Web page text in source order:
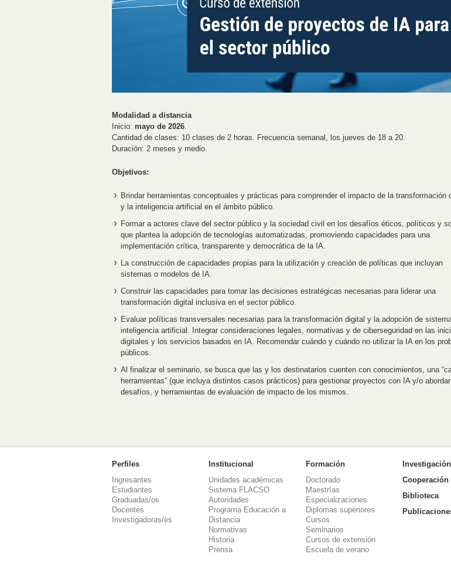
Modalidad a distancia
Inicio: mayo de 2026.
Cantidad de clases: 10 clases de 2 horas. Frecuencia semanal, los jueves de 18 a 20.
Duración: 2 meses y medio.
Objetivos:
Brindar herramientas conceptuales y prácticas para comprender el impacto de la transformación
y la inteligencia artificial en el ámbito público.
Formar a actores clave del sector público y la sociedad civil en los desafíos éticos, políticos y
que plantea la adopción de tecnologías automatizadas, promoviendo capacidades para una
implementación crítica, transparente y democrática de la IA.
La construcción de capacidades propias para la utilización y creación de políticas que incluyan
sistemas o modelos de IA.
Construir las capacidades para tomar las decisiones estratégicas necesarias para liderar una
transformación digital inclusiva en el sector público.
Evaluar políticas transversales necesarias para la transformación digital y la adopción de
inteligencia artificial. Integrar consideraciones legales, normativas y de ciberseguridad en las
digitales y los servicios basados en IA. Recomendar cuándo y cuándo no utilizar la IA en los
públicos.
Al finalizar el seminario, se busca que las y los destinatarios cuenten con conocimientos, una
herramientas” (que incluya distintos casos prácticos) para gestionar proyectos con IA y/o
desafíos, y herramientas de evaluación de impacto de los mismos.
Perfiles
Ingresantes
Estudiantes
Graduadas/os
Docentes
Investigadoras/es
Institucional
Unidades académicas
Sistema FLACSO
Autoridades
Programa Educación a
Distancia
Normativas
Historia
Prensa
Formación
Doctorado
Maestrías
Especializaciones
Diplomas superiores
Cursos
Seminarios
Cursos de extensión
Escuela de verano
Investigación
Cooperación
Biblioteca